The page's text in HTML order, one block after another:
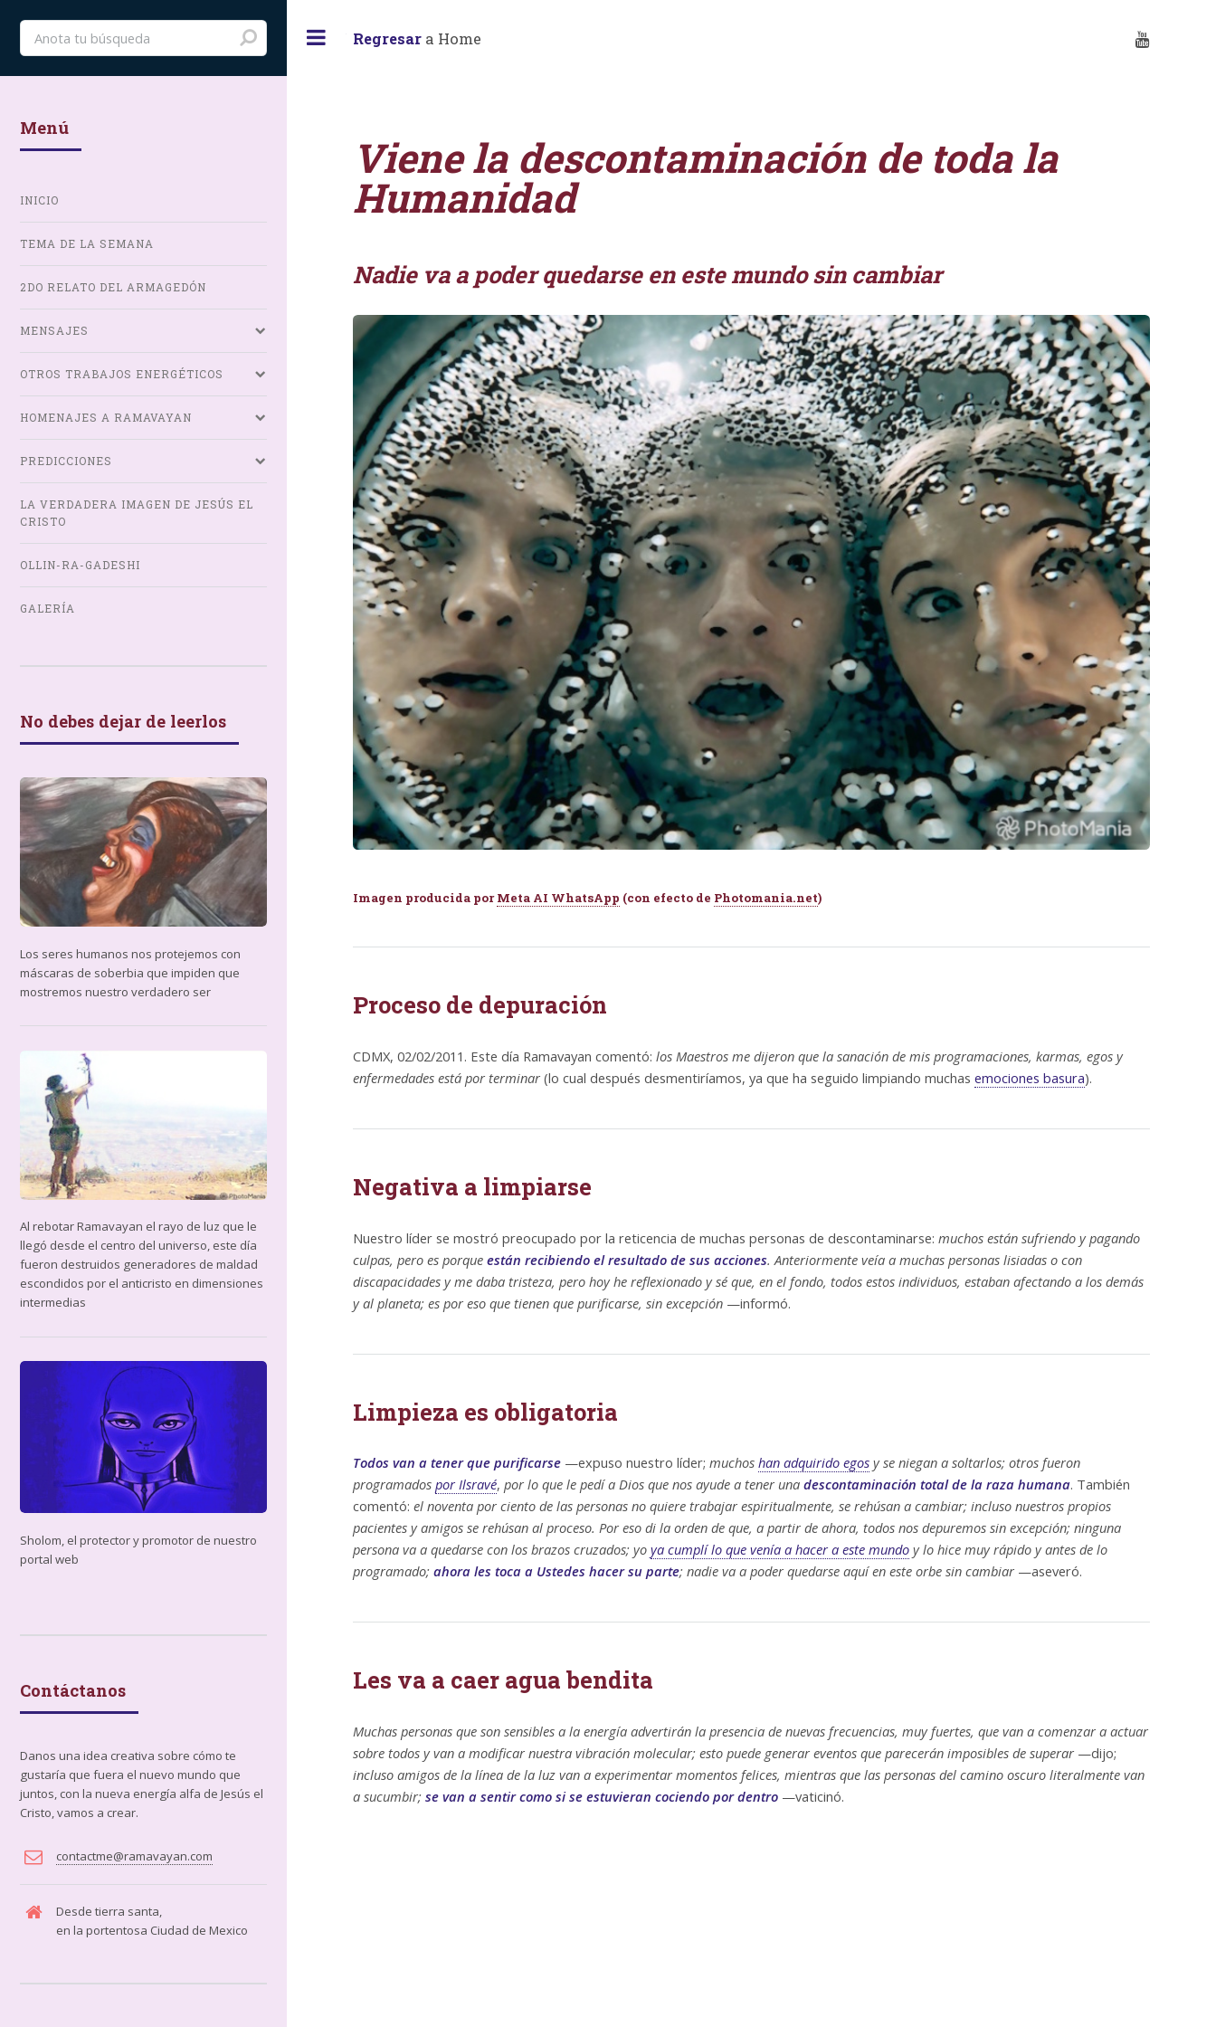
Regresar a Home
Viene la descontaminación de toda la
Humanidad
Nadie va a poder quedarse en este mundo sin cambiar
Imagen producida porMeta AI WhatsApp (con efecto de Photomania.net)
Proceso de depuración
CDMX, 02/02/2011. Este día Ramavayan comentó:los Maestros me dijeron que la sanación de mis programaciones, karmas, egos y
enfermedades está por terminar (lo cual después desmentiríamos, ya que ha seguido limpiando muchasemociones basura).
Negativa a limpiarse
Nuestro líder se mostró preocupado por la reticencia de muchas personas de descontaminarse:muchos están sufriendo y pagando
culpas, pero es porqueestán recibiendo el resultado de sus acciones. Anteriormente veía a muchas personas lisiadas o con
discapacidades y me daba tristeza, pero hoy he reflexionado y sé que, en el fondo, todos estos individuos, estaban afectando a los demás
y al planeta; es por eso que tienen que purificarse, sin excepción —informó.
Limpieza es obligatoria
Todos van a tener que purificarse —expuso nuestro líder;muchos han adquirido egos y se niegan a soltarlos; otros fueron
programados por Ilsravé,por lo que le pedí a Dios que nos ayude a tener unadescontaminación total de la raza humana. También
comentó:el noventa por ciento de las personas no quiere trabajar espiritualmente, se rehúsan a cambiar; incluso nuestros propios
pacientes y amigos se rehúsan al proceso. Por eso di la orden de que, a partir de ahora, todos nos depuremos sin excepción; ninguna
persona va a quedarse con los brazos cruzados; yo ya cumplí lo que venía a hacer a este mundo y lo hice muy rápido y antes de lo
programado;ahora les toca a Ustedes hacer su parte; nadie va a poder quedarse aquí en este orbe sin cambiar —aseveró.
Les va a caer agua bendita
Muchas personas que son sensibles a la energía advertirán la presencia de nuevas frecuencias, muy fuertes, que van a comenzar a actuar
sobre todos y van a modificar nuestra vibración molecular; esto puede generar eventos que parecerán imposibles de superar —dijo;
incluso amigos de la línea de la luz van a experimentar momentos felices, mientras que las personas del camino oscuro literalmente van
a sucumbir;se van a sentir como si se estuvieran cociendo por dentro —vaticinó.
Menú
INICIO
TEMA DE LA SEMANA
2DO RELATO DEL ARMAGEDÓN
MENSAJES
OTROS TRABAJOS ENERGÉTICOS
HOMENAJES A RAMAVAYAN
PREDICCIONES
LA VERDADERA IMAGEN DE JESÚS EL
CRISTO
OLLIN-RA-GADESHI
GALERÍA
No debes dejar de leerlos
Los seres humanos nos protejemos con
máscaras de soberbia que impiden que
mostremos nuestro verdadero ser
Al rebotar Ramavayan el rayo de luz que le
llegó desde el centro del universo, este día
fueron destruidos generadores de maldad
escondidos por el anticristo en dimensiones
intermedias
Sholom, el protector y promotor de nuestro
portal web
Contáctanos
Danos una idea creativa sobre cómo te
gustaría que fuera el nuevo mundo que
juntos, con la nueva energía alfa de Jesús el
Cristo, vamos a crear.
contactme@ramavayan.com
Desde tierra santa,
en la portentosa Ciudad de Mexico
Toggle